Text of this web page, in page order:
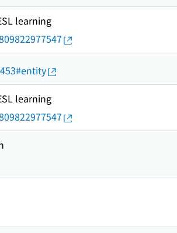
learning
learning